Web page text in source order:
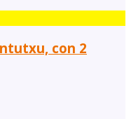
con 2